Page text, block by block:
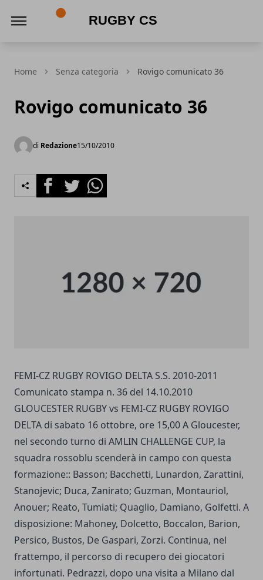
Home Senza categoria Rovigo comunicato 36
Rovigo comunicato 36
di Redazione15/10/2010
FacebookTwitterWhatsapp
FEMI-CZ RUGBY ROVIGO DELTA S.S. 2010-2011
Comunicato stampa n. 36 del 14.10.2010
GLOUCESTER RUGBY vs FEMI-CZ RUGBY ROVIGO
DELTA di sabato 16 ottobre, ore 15,00 A Gloucester,
nel secondo turno di AMLIN CHALLENGE CUP, la
squadra rossoblu scenderà in campo con questa
formazione:: Basson; Bacchetti, Lunardon, Zarattini,
Stanojevic; Duca, Zanirato; Guzman, Montauriol,
Anouer; Reato, Tumiati; Quaglio, Damiano, Golfetti. A
disposizione: Mahoney, Dolcetto, Boccalon, Barion,
Persico, Bustos, De Gaspari, Zorzi. Continua, nel
frattempo, il percorso di recupero dei giocatori
infortunati. Pedrazzi, dopo una visita a Milano dal